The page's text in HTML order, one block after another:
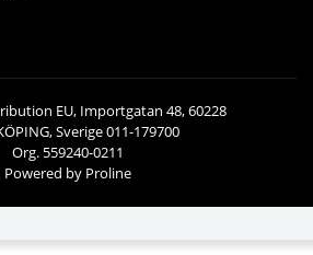
EU, Importgatan 48, 60228
Sverige 011-179700
Org. 559240-0211
Powered by Proline